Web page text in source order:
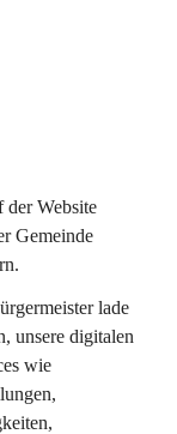
Website
Gemeinde
lade
unsere digitalen
wie